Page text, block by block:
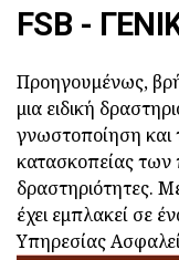
FSB -
Προηγουμένως,
μια ειδική
γνωστοποίηση
κατασκοπείας
δραστηριότητες.
έχει εμπλακεί σε
Υπηρεσίας